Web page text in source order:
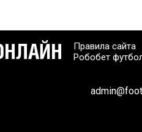
Правила сайта
Робобет